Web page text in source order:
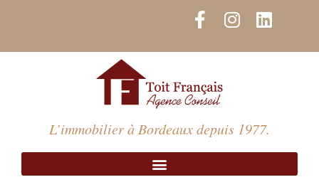
F
a
c
b
o
o
k
-
f
I
n
s
a
m
L
i
n
i
n
L’immobilier à Bordeaux depuis 1977.